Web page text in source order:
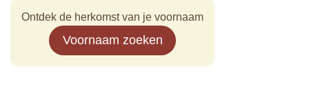
Ontdek de herkomst van je voornaam
Voornaam zoeken